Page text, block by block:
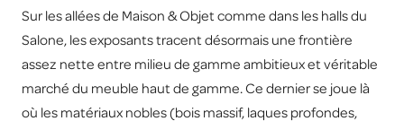
Sur les allées de Maison & Objet comme dans les halls du
Salone, les exposants tracent désormais une frontière
assez nette entre milieu de gamme ambitieux et véritable
marché du meuble haut de gamme. Ce dernier se joue là
où les matériaux nobles (bois massif, laques profondes,